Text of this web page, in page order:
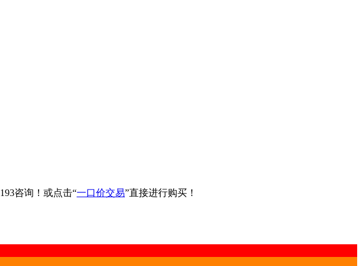
咨询！或点击“一口价交易”直接进行购买！